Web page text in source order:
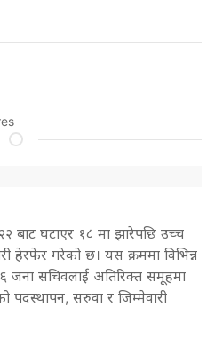
बाट घटाएर १८ मा झारेपछि उच्च
हेरफेर गरेको छ। यस क्रममा विभिन्न
६ जना सचिवलाई अतिरिक्त समूहमा
सरुवा र जिम्मेवारी